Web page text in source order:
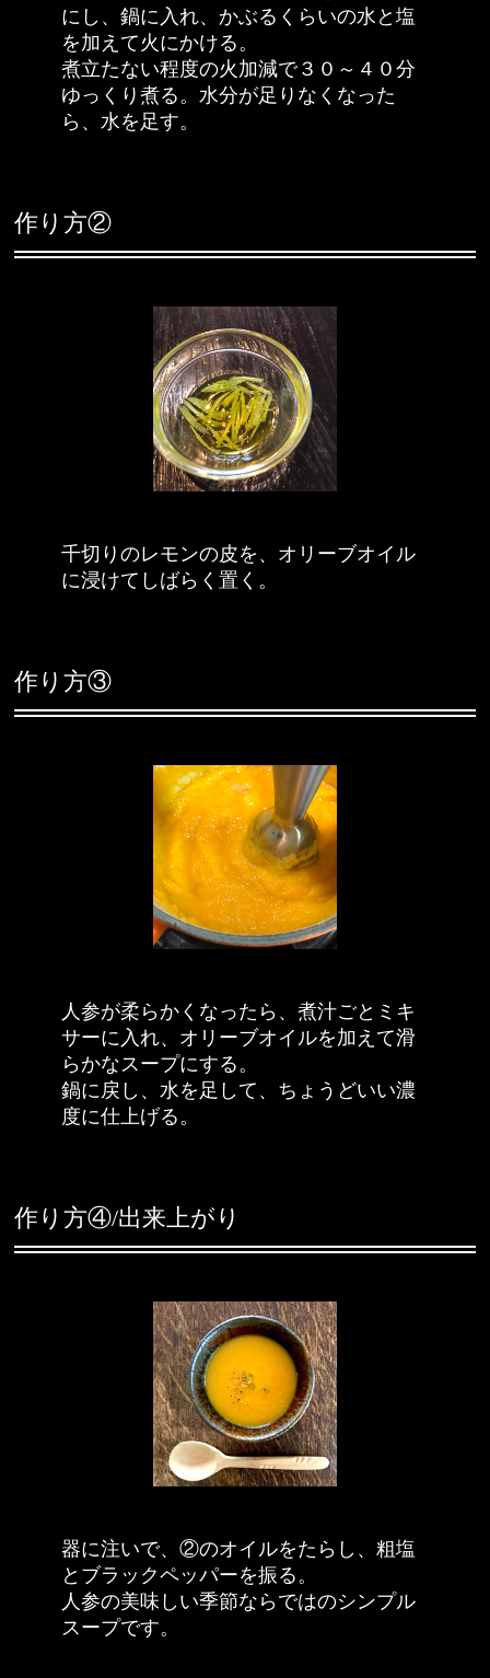
にし、鍋に入れ、かぶるくらいの水と塩
を加えて火にかける。
煮立たない程度の火加減で３０～４０分
ゆっくり煮る。水分が足りなくなった
ら、水を足す。
作り方②
千切りのレモンの皮を、オリーブオイル
に浸けてしばらく置く。
作り方③
人参が柔らかくなったら、煮汁ごとミキ
サーに入れ、オリーブオイルを加えて滑
らかなスープにする。
鍋に戻し、水を足して、ちょうどいい濃
度に仕上げる。
作り方④/出来上がり
器に注いで、②のオイルをたらし、粗塩
とブラックペッパーを振る。
人参の美味しい季節ならではのシンプル
スープです。